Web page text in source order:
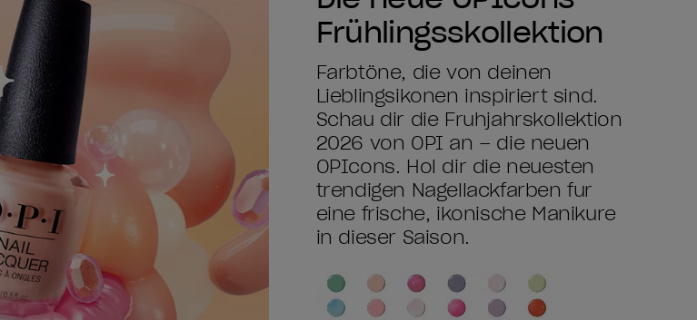
Frühlingsskollektion
Farbtöne, die von deinen
Lieblingsikonen inspiriert sind.
Schau dir die Frühjahrskollektion
2026 von OPI an – die neuen
OPIcons. Hol dir die neuesten
trendigen Nagellackfarben für
eine frische, ikonische Maniküre
in dieser Saison.